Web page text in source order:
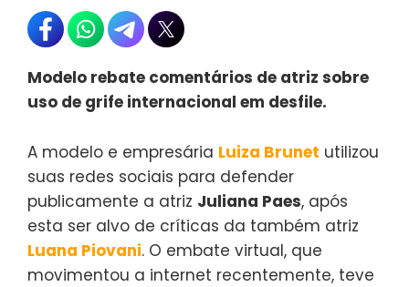
Modelo rebate comentários de atriz sobre
uso de grife internacional em desfile.
A modelo e empresária Luiza Brunet utilizou
suas redes sociais para defender
publicamente a atriz Juliana Paes, após
esta ser alvo de críticas da também atriz
Luana Piovani. O embate virtual, que
movimentou a internet recentemente, teve